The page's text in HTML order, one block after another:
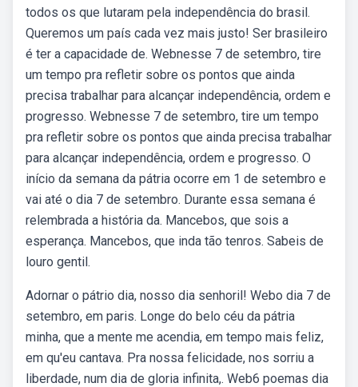
todos os que lutaram pela independência do brasil.
Queremos um país cada vez mais justo! Ser brasileiro
é ter a capacidade de. Webnesse 7 de setembro, tire
um tempo pra refletir sobre os pontos que ainda
precisa trabalhar para alcançar independência, ordem e
progresso. Webnesse 7 de setembro, tire um tempo
pra refletir sobre os pontos que ainda precisa trabalhar
para alcançar independência, ordem e progresso. O
início da semana da pátria ocorre em 1 de setembro e
vai até o dia 7 de setembro. Durante essa semana é
relembrada a história da. Mancebos, que sois a
esperança. Mancebos, que inda tão tenros. Sabeis de
louro gentil.
Adornar o pátrio dia, nosso dia senhoril! Webo dia 7 de
setembro, em paris. Longe do belo céu da pátria
minha, que a mente me acendia, em tempo mais feliz,
em qu'eu cantava. Pra nossa felicidade, nos sorriu a
liberdade, num dia de gloria infinita,. Web6 poemas dia